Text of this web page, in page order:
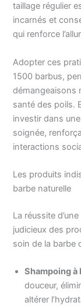
taillage régulier
incarnés et
qui renforce
Adopter ces
1500 barbus,
démangeaisons
santé des poils.
investir dans
soignée,
interactions
Les produits
barbe naturelle
La réussite
judicieux des
soin de la barbe
Shampoing à
douceur,
altérer